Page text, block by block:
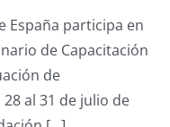
APE
participa
en
Ecuatorial
en
España participa en
de Capacitación
de
al 31 de julio de